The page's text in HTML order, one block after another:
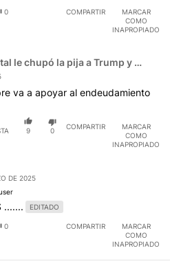
0 COMPARTIR
MARCAR
COMO
INAPROPIADO
mental le chupó la pija a
le chupó la pija a Trump y el
va a apoyar al endeudamiento
9 0
COMPARTIR
MARCAR
COMO
INAPROPIADO
DE 2025
....... EDITADO
0 COMPARTIR
MARCAR
COMO
INAPROPIADO